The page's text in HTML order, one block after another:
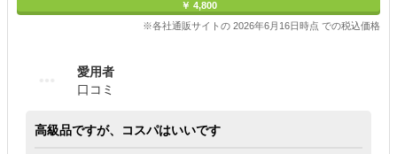
￥ 4,800
※各社通販サイトの 2026年6月16日時点 での税込価格
愛用者
口コミ
高級品ですが、コスパはいいです